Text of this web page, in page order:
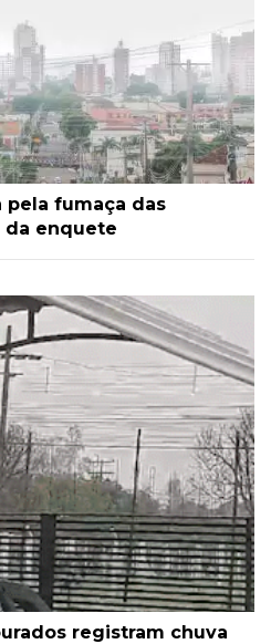
pela fumaça das
da enquete
registram chuva